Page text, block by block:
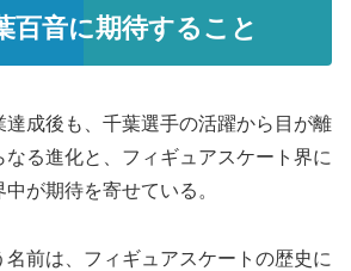
百音に期待すること
達成後も、千葉選手の活躍から目が離
る進化と、フィギュアスケート界に
が期待を寄せている。
名前は、フィギュアスケートの歴史に